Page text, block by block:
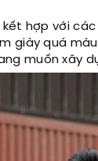
hợp với
giày quá
muốn xây